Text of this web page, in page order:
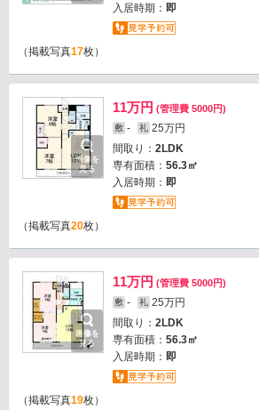
入居時期： 即
（掲載写真17枚）
画像を
見る
11万円 (管理費 5000円)
敷 - 礼 25万円
間取り： 2LDK
専有面積： 56.3㎡
入居時期： 即
（掲載写真20枚）
画像を
見る
11万円 (管理費 5000円)
敷 - 礼 25万円
間取り： 2LDK
専有面積： 56.3㎡
入居時期： 即
（掲載写真19枚）